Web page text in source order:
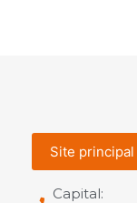
Site principal
Capital: